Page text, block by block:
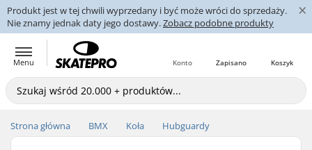
Produkt jest w tej chwili wyprzedany i być może wróci do sprzedaży.
Nie znamy jednak daty jego dostawy.Zobacz podobne produkty
×
Menu Koszyk
Zapisano
Konto
Strona główna BMX Koła Hubguardy